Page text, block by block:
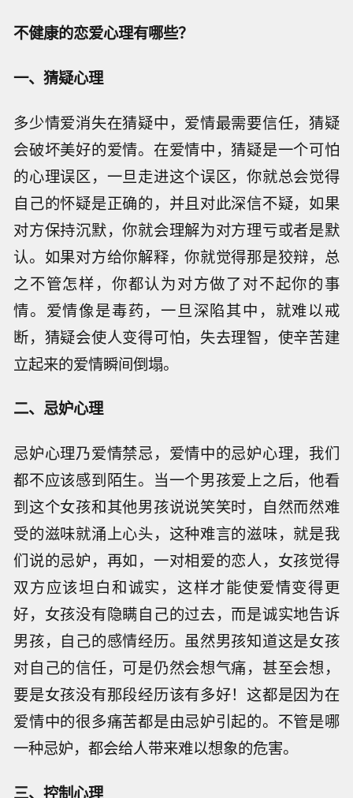
不健康的恋爱心理有哪些？
一、猜疑心理
多少情爱消失在猜疑中，爱情最需要信任，猜疑
会破坏美好的爱情。在爱情中，猜疑是一个可怕
的心理误区，一旦走进这个误区，你就总会觉得
自己的怀疑是正确的，并且对此深信不疑，如果
对方保持沉默，你就会理解为对方理亏或者是默
认。如果对方给你解释，你就觉得那是狡辩，总
之不管怎样，你都认为对方做了对不起你的事
情。爱情像是毒药，一旦深陷其中，就难以戒
断，猜疑会使人变得可怕，失去理智，使辛苦建
立起来的爱情瞬间倒塌。
二、忌妒心理
忌妒心理乃爱情禁忌，爱情中的忌妒心理，我们
都不应该感到陌生。当一个男孩爱上之后，他看
到这个女孩和其他男孩说说笑笑时，自然而然难
受的滋味就涌上心头，这种难言的滋味，就是我
们说的忌妒，再如，一对相爱的恋人，女孩觉得
双方应该坦白和诚实，这样才能使爱情变得更
好，女孩没有隐瞒自己的过去，而是诚实地告诉
男孩，自己的感情经历。虽然男孩知道这是女孩
对自己的信任，可是仍然会想气痛，甚至会想，
要是女孩没有那段经历该有多好！这都是因为在
爱情中的很多痛苦都是由忌妒引起的。不管是哪
一种忌妒，都会给人带来难以想象的危害。
三、控制心理